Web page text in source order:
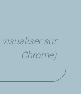
visualiser sur
Chrome)